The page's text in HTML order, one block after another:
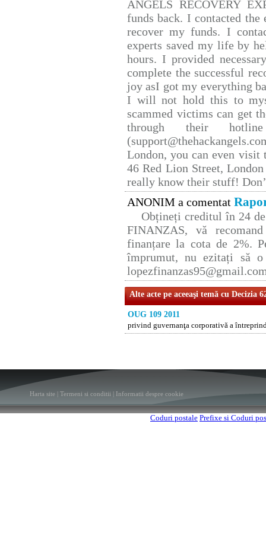
ANGELS RECOVERY
funds back. I contacted
recover my funds. I
experts saved my life by
hours. I provided
complete the successful
joy asI got my everything
I will not hold this to
scammed victims can get
through their hotline
London, you can even
46 Red Lion Street,
really know their stuff!
ANONIM a comentat
Obțineți creditul în 24
FINANZAS, vă
finanțare la cota de 2%.
împrumut, nu ezitați să
Alte acte pe aceeaşi temă cu Decizia
OUG 109 2011
privind guvernanţa corporativă a
Harta site Termeni si conditii Informatii despre cookie
Coduri postale Prefixe si Coduri